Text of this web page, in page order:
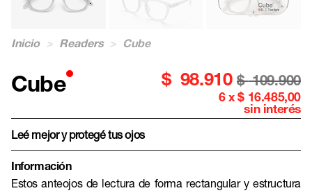
Inicio > Readers > Cube
Cube $ 98.910 $ 109.900
6 x $ 16.485,00
sin interés
Leé mejor y protegé tus ojos
Información
Estos anteojos de lectura de forma rectangular y estructura